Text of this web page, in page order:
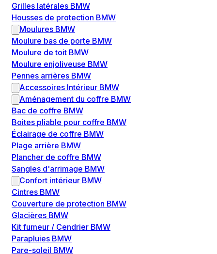
Grilles latérales BMW
Housses de protection BMW
Moulures BMW
Moulure bas de porte BMW
Moulure de toit BMW
Moulure enjoliveuse BMW
Pennes arrières BMW
Accessoires Intérieur BMW
Aménagement du coffre BMW
Bac de coffre BMW
Boites pliable pour coffre BMW
Éclairage de coffre BMW
Plage arrière BMW
Plancher de coffre BMW
Sangles d'arrimage BMW
Confort intérieur BMW
Cintres BMW
Couverture de protection BMW
Glacières BMW
Kit fumeur / Cendrier BMW
Parapluies BMW
Pare-soleil BMW